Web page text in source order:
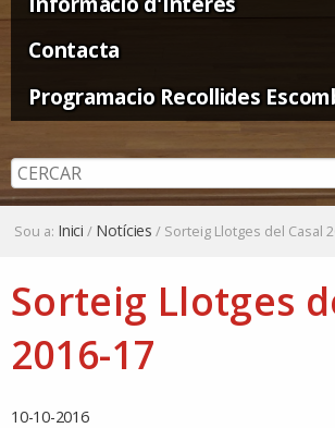
Contacta
Programacio Recollides
Sou a: Inici / Notícies / Sorteig Llotges del Casal
Sorteig Llotges
2016-17
10-10-2016